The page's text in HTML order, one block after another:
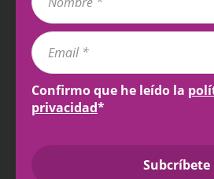
Confirmo que he leído la
privacidad*